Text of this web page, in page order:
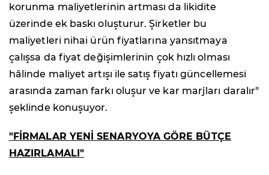
korunma maliyetlerinin artması da likidite
üzerinde ek baskı oluşturur. Şirketler bu
maliyetleri nihai ürün fiyatlarına yansıtmaya
çalışsa da fiyat değişimlerinin çok hızlı olması
hâlinde maliyet artışı ile satış fiyatı güncellemesi
arasında zaman farkı oluşur ve kar marjları daralır"
şeklinde konuşuyor.
"FİRMALAR YENİ SENARYOYA GÖRE BÜTÇE
HAZIRLAMALI"